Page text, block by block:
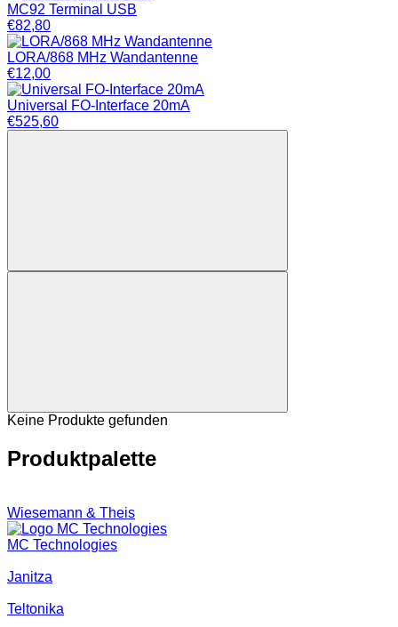
MC92 Terminal USB
€82,80
LORA/868 MHz Wandantenne
€12,00
Universal FO-Interface 20mA
€525,60
Keine Produkte gefunden
Produktpalette
Wiesemann & Theis
MC Technologies
Janitza
Teltonika